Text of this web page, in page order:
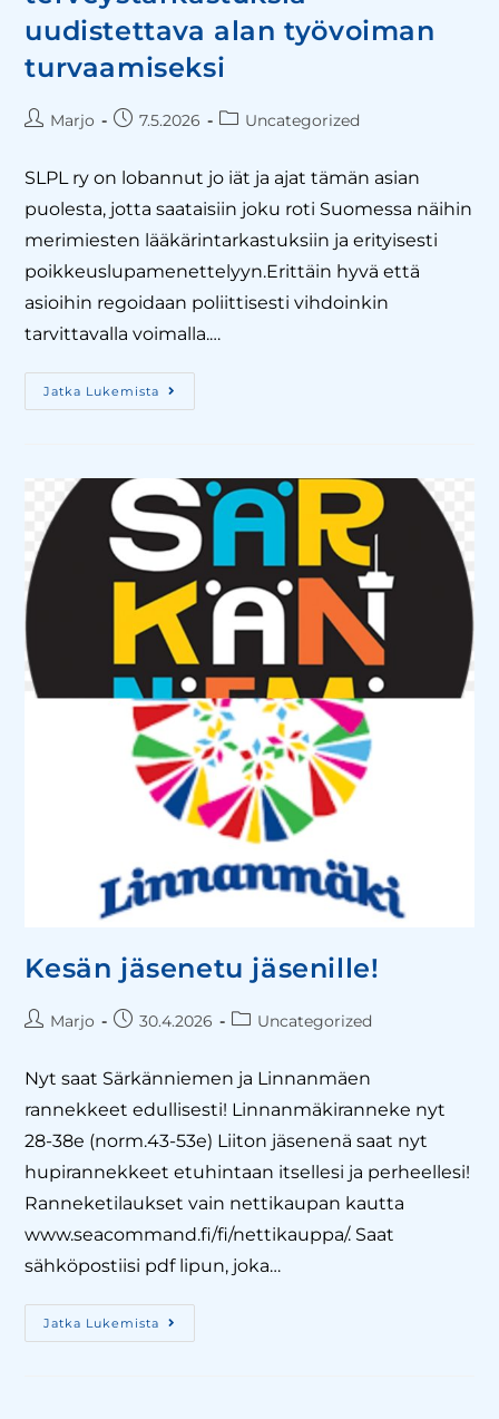
uudistettava alan työvoiman
turvaamiseksi
Marjo 7.5.2026 Uncategorized
SLPL ry on lobannut jo iät ja ajat tämän asian
puolesta, jotta saataisiin joku roti Suomessa näihin
merimiesten lääkärintarkastuksiin ja erityisesti
poikkeuslupamenettelyyn.Erittäin hyvä että
asioihin regoidaan poliittisesti vihdoinkin
tarvittavalla voimalla.…
Jatka Lukemista
Kesän jäsenetu jäsenille!
Marjo 30.4.2026 Uncategorized
Nyt saat Särkänniemen ja Linnanmäen
rannekkeet edullisesti! Linnanmäkiranneke nyt
28-38e (norm.43-53e) Liiton jäsenenä saat nyt
hupirannekkeet etuhintaan itsellesi ja perheellesi!
Ranneketilaukset vain nettikaupan kautta
www.seacommand.fi/fi/nettikauppa/. Saat
sähköpostiisi pdf lipun, joka…
Jatka Lukemista